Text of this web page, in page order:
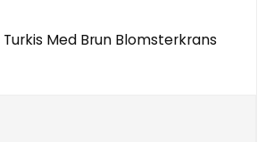
Turkis Med Brun Blomsterkrans